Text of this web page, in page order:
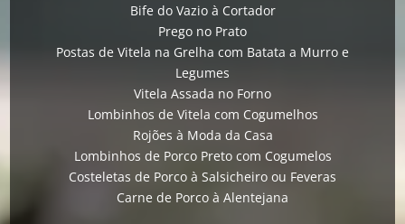
Bife do Vazio à Cortador
Prego no Prato
Postas de Vitela na Grelha com Batata a Murro e
Legumes
Vitela Assada no Forno
Lombinhos de Vitela com Cogumelhos
Rojões à Moda da Casa
Lombinhos de Porco Preto com Cogumelos
Costeletas de Porco à Salsicheiro ou Feveras
Carne de Porco à Alentejana